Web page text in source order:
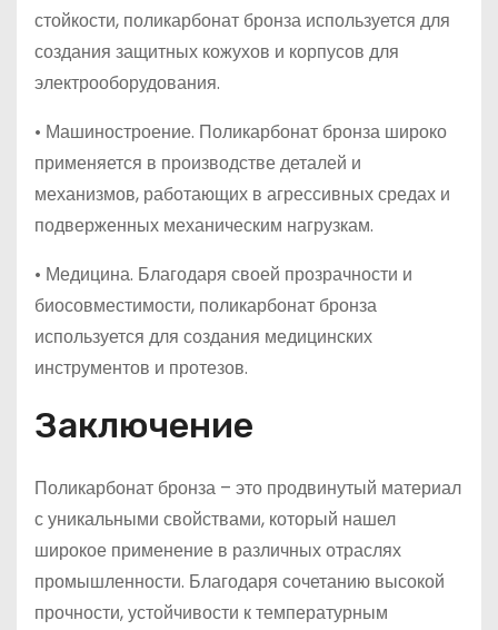
стойкости, поликарбонат бронза используется для
создания защитных кожухов и корпусов для
электрооборудования.
• Машиностроение. Поликарбонат бронза широко
применяется в производстве деталей и
механизмов, работающих в агрессивных средах и
подверженных механическим нагрузкам.
• Медицина. Благодаря своей прозрачности и
биосовместимости, поликарбонат бронза
используется для создания медицинских
инструментов и протезов.
Заключение
Поликарбонат бронза – это продвинутый материал
с уникальными свойствами, который нашел
широкое применение в различных отраслях
промышленности. Благодаря сочетанию высокой
прочности, устойчивости к температурным